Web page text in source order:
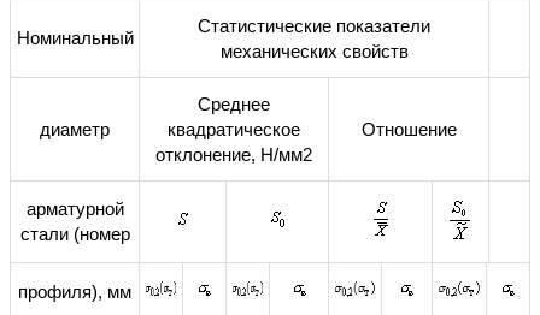
Номинальный
Статистические показатели
механических свойств
диаметр
Среднее
квадратическое
отклонение, Н/мм2
Отношение
арматурной
стали (номер
профиля), мм